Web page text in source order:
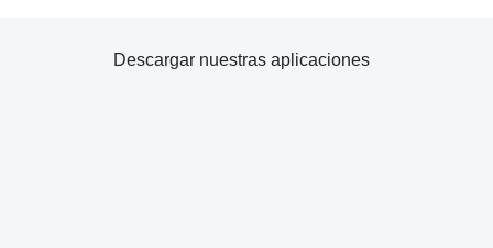
Descargar nuestras aplicaciones